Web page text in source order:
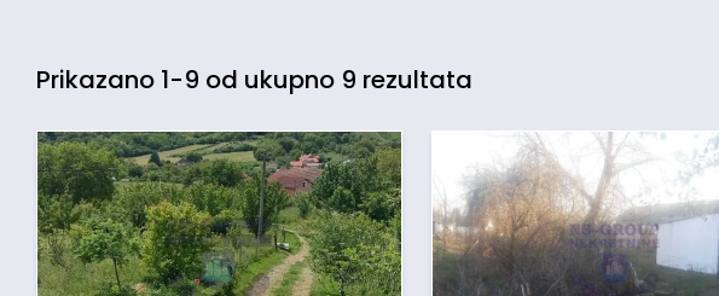
Prikazano 1-9 od ukupno 9 rezultata